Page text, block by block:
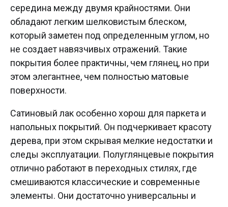
середина между двумя крайностями. Они
обладают легким шелковистым блеском,
который заметен под определенным углом, но
не создает навязчивых отражений. Такие
покрытия более практичны, чем глянец, но при
этом элегантнее, чем полностью матовые
поверхности.
Сатиновый лак особенно хорош для паркета и
напольных покрытий. Он подчеркивает красоту
дерева, при этом скрывая мелкие недостатки и
следы эксплуатации. Полуглянцевые покрытия
отлично работают в переходных стилях, где
смешиваются классические и современные
элементы. Они достаточно универсальны и